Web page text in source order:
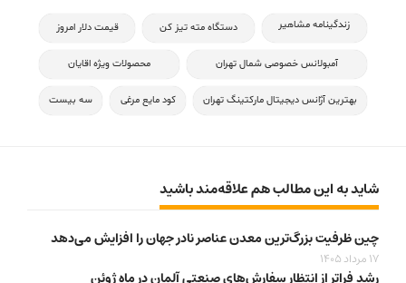
زندگینامه مشاهیر دستگاه مته تیز کن قیمت دلار امروز
آمبولانس خصوصی شمال تهران محصولات ویژه اقایان
بهترین آژانس دیجیتال مارکتینگ تهران کود مایع مرغی سه بیست
شاید به این مطالب هم علاقه‌مند باشید
چین ظرفیت بزرگ‌ترین معدن عناصر نادر جهان را افزایش می‌دهد
17 مرداد 1405
رشد فراتر از انتظار سفارش‌های صنعتی آلمان در ماه ژوئن